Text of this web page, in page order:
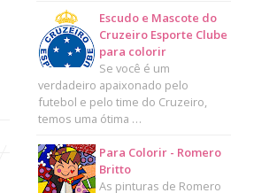
Escudo e Mascote do
Cruzeiro Esporte Clube
para colorir
Se você é um
verdadeiro apaixonado pelo
futebol e pelo time do Cruzeiro,
temos uma ótima …
Para Colorir - Romero
Britto
As pinturas de Romero